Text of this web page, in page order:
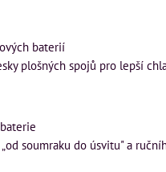
baterií
plošných spojů pro lepší
soumraku do úsvitu" a